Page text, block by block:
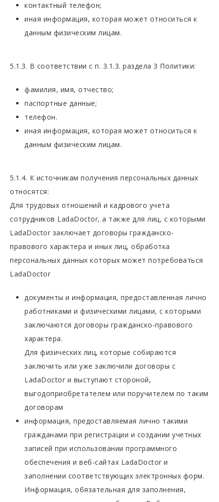
контактный телефон;
иная информация, которая может относиться к
данным физическим лицам.
5.1.3. В соответствии с п. 3.1.3. раздела 3 Политики:
фамилия, имя, отчество;
паспортные данные;
телефон.
иная информация, которая может относиться к
данным физическим лицам.
5.1.4. К источникам получения персональных данных
относятся:
Для трудовых отношений и кадрового учета
сотрудников LadaDoctor, а также для лиц, с которыми
LadaDoctor заключает договоры гражданско-
правового характера и иных лиц, обработка
персональных данных которых может потребоваться
LadaDoctor
документы и информация, предоставленная лично
работниками и физическими лицами, с которыми
заключаются договоры гражданско-правового
характера.
Для физических лиц, которые собираются
заключить или уже заключили договоры с
LadaDoctor и выступают стороной,
выгодоприобретателем или поручителем по таким
договорам
информация, предоставляемая лично такими
гражданами при регистрации и создании учетных
записей при использовании программного
обеспечения и веб-сайтах LadaDoctor и
заполнении соответствующих электронных форм.
Информация, обязательная для заполнения,